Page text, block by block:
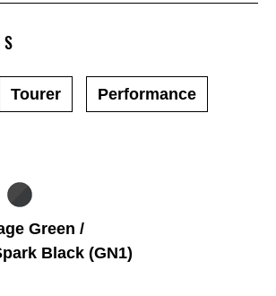
Green /
Black (GN1)
Tourer Performance